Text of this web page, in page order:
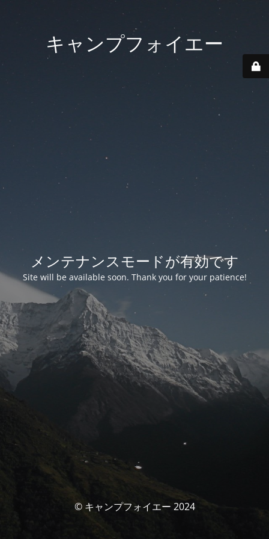
キャンプフォイエー
メンテナンスモードが有効です
Site will be available soon. Thank you for your patience!
© キャンプフォイエー 2024